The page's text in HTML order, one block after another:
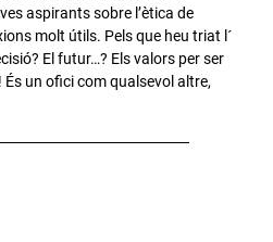
aspirants sobre l’ètica de
molt útils. Pels que heu triat l´
El futur…? Els valors per ser
un ofici com qualsevol altre,